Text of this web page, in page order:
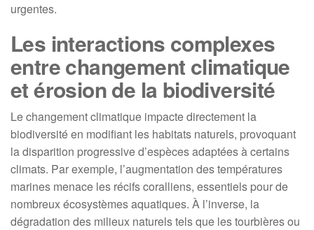
urgentes.
Les interactions complexes
entre changement climatique
et érosion de la biodiversité
Le changement climatique impacte directement la
biodiversité en modifiant les habitats naturels, provoquant
la disparition progressive d’espèces adaptées à certains
climats. Par exemple, l’augmentation des températures
marines menace les récifs coralliens, essentiels pour de
nombreux écosystèmes aquatiques. À l’inverse, la
dégradation des milieux naturels tels que les tourbières ou